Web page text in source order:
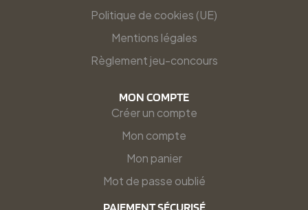
Politique de cookies (UE)
Mentions légales
Règlement jeu-concours
MON COMPTE
Créer un compte
Mon compte
Mon panier
Mot de passe oublié
PAIEMENT SÉCURISÉ